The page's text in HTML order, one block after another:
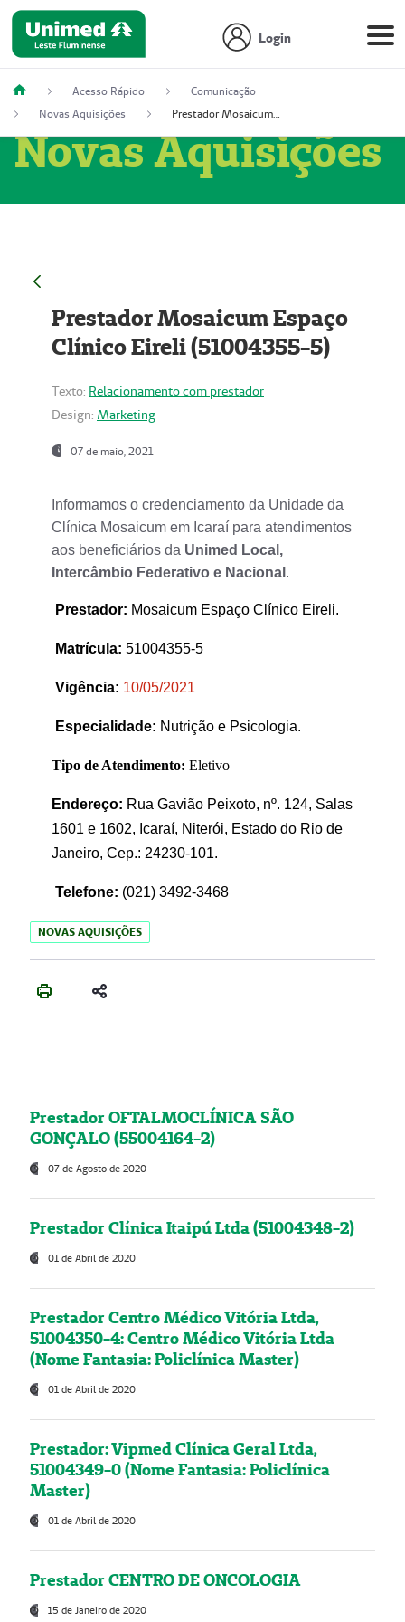
Login
Acesso Rápido
Comunicação
Novas Aquisições
Prestador Mosaicum Espaço Clínico Eireli (51004355-5)
Novas Aquisições
Prestador Mosaicum Espaço
Clínico Eireli (51004355-5)
Texto: Relacionamento com prestador
Design: Marketing
07 de maio, 2021
Informamos o credenciamento da Unidade da
Clínica Mosaicum em Icaraí para atendimentos
aos beneficiários da Unimed Local,
Intercâmbio Federativo e Nacional .
Prestador: Mosaicum Espaço Clínico Eireli.
Matrícula: 51004355-5
Vigência: 10/05/2021
Especialidade: Nutrição e Psicologia.
Tipo de Atendimento: Eletivo
Endereço: Rua Gavião Peixoto, nº. 124, Salas
1601 e 1602, Icaraí, Niterói, Estado do Rio de
Janeiro, Cep.: 24230-101.
Telefone: (021) 3492-3468
NOVAS AQUISIÇÕES
Prestador OFTALMOCLÍNICA SÃO
GONÇALO (55004164-2)
07 de Agosto de 2020
Prestador Clínica Itaipú Ltda (51004348-2)
01 de Abril de 2020
Prestador Centro Médico Vitória Ltda,
51004350-4: Centro Médico Vitória Ltda
(Nome Fantasia: Policlínica Master)
01 de Abril de 2020
Prestador: Vipmed Clínica Geral Ltda,
51004349-0 (Nome Fantasia: Policlínica
Master)
01 de Abril de 2020
Prestador CENTRO DE ONCOLOGIA
15 de Janeiro de 2020